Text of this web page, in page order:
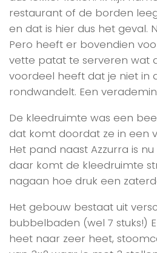
restaurant of de borden
en dat is hier dus het geval.
Pero heeft er bovendien
vette patat te serveren wat
voordeel heeft dat je niet in
rondwandelt. Een
De kleedruimte was een
dat komt doordat ze in een
Het pand naast Azzurra is
daar komt de kleedruimte
nagaan hoe druk een
Het gebouw bestaat uit
bubbelbaden (wel 7 stuks!)
heet naar zeer heet,